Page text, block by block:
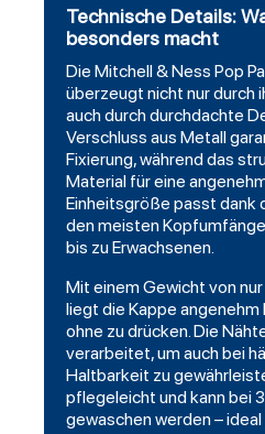
Technische Details:
besonders macht
Die Mitchell & Ness Pop
überzeugt nicht nur durch
auch durch durchdachte
Verschluss aus Metall
Fixierung, während das
Material für eine
Einheitsgröße passt dank
den meisten
bis zu Erwachsenen.
Mit einem Gewicht von
liegt die Kappe
ohne zu drücken. Die
verarbeitet, um auch bei
Haltbarkeit zu
pflegeleicht und kann bei
gewaschen werden – ideal